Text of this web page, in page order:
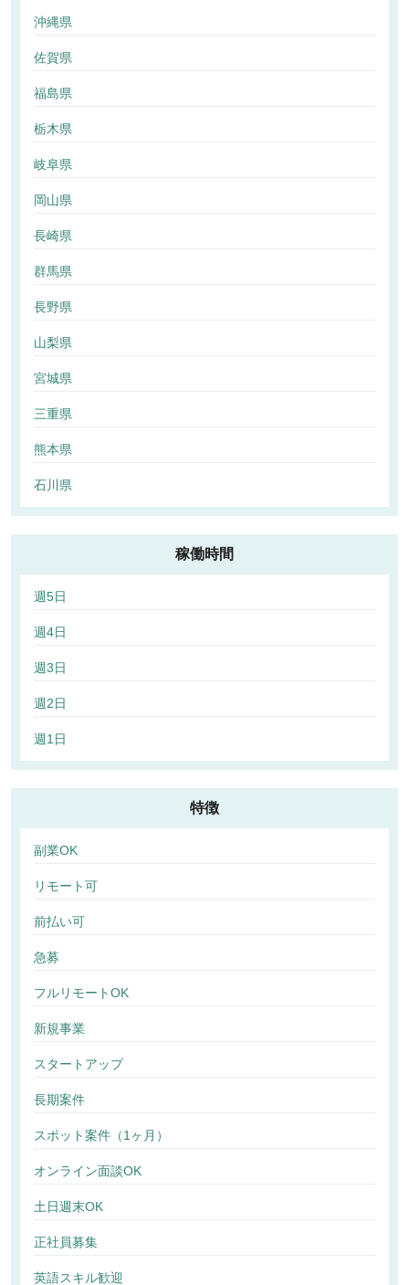
沖縄県
佐賀県
福島県
栃木県
岐阜県
岡山県
長崎県
群馬県
長野県
山梨県
宮城県
三重県
熊本県
石川県
稼働時間
週5日
週4日
週3日
週2日
週1日
特徴
副業OK
リモート可
前払い可
急募
フルリモートOK
新規事業
スタートアップ
長期案件
スポット案件（1ヶ月）
オンライン面談OK
土日週末OK
正社員募集
英語スキル歓迎